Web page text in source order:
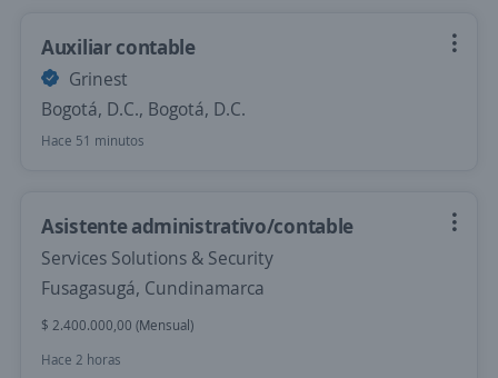
Auxiliar contable
Grinest
Bogotá, D.C., Bogotá, D.C.
Hace 51 minutos
Asistente administrativo/contable
Services Solutions & Security
Fusagasugá, Cundinamarca
$ 2.400.000,00 (Mensual)
Hace 2 horas